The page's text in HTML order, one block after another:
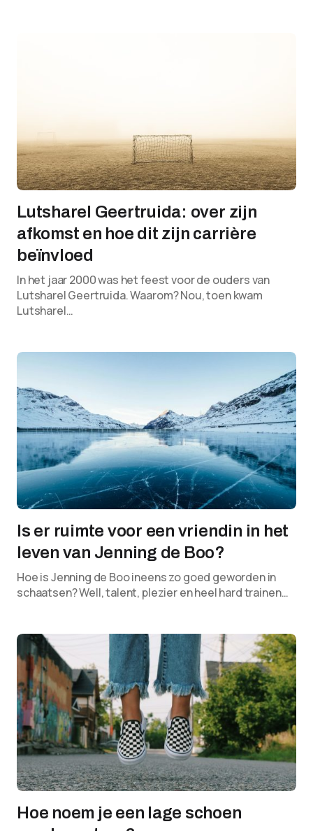
Lutsharel Geertruida: over zijn
afkomst en hoe dit zijn carrière
beïnvloed
In het jaar 2000 was het feest voor de ouders van
Lutsharel Geertruida. Waarom? Nou, toen kwam
Lutsharel…
Is er ruimte voor een vriendin in het
leven van Jenning de Boo?
Hoe is Jenning de Boo ineens zo goed geworden in
schaatsen? Well, talent, plezier en heel hard trainen…
Hoe noem je een lage schoen